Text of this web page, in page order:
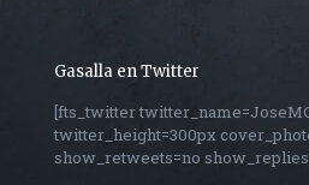
Gasalla en Twitter
[fts_twitter
twitter_height=300px
show_retweets=no